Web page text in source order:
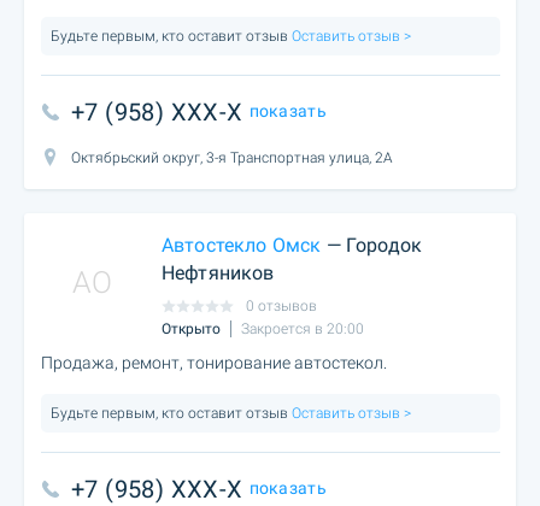
Будьте первым, кто оставит отзыв Оставить отзыв >
+7 (958) XXX-X показать
Октябрьский округ, 3-я Транспортная улица, 2А
AO
Автостекло Омск — Городок
Нефтяников
0 отзывов
Открыто
Закроется в 20:00
Продажа, ремонт, тонирование автостекол.
Будьте первым, кто оставит отзыв Оставить отзыв >
+7 (958) XXX-X показать